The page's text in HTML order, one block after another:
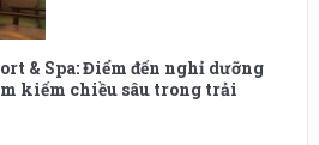
& Spa: Điểm đến nghỉ dưỡng
kiếm chiều sâu trong trải